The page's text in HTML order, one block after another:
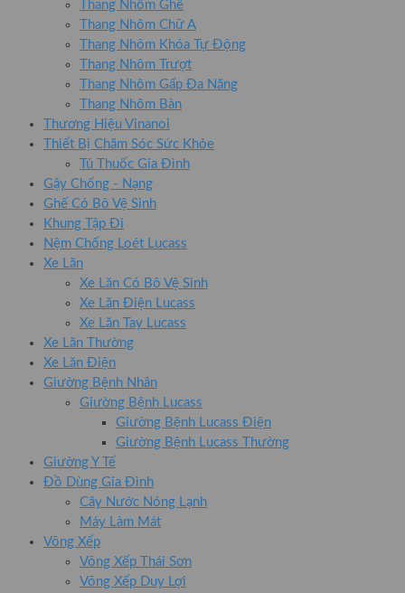
Thang Nhôm Ghế
Thang Nhôm Chữ A
Thang Nhôm Khóa Tự Động
Thang Nhôm Trượt
Thang Nhôm Gấp Đa Năng
Thang Nhôm Bàn
Thương Hiệu Vinanoi
Thiết Bị Chăm Sóc Sức Khỏe
Tủ Thuốc Gia Đình
Gậy Chống - Nạng
Ghế Có Bô Vệ Sinh
Khung Tập Đi
Nệm Chống Loét Lucass
Xe Lăn
Xe Lăn Có Bô Vệ Sinh
Xe Lăn Điện Lucass
Xe Lăn Tay Lucass
Xe Lăn Thường
Xe Lăn Điện
Giường Bệnh Nhân
Giường Bệnh Lucass
Giường Bệnh Lucass Điện
Giường Bệnh Lucass Thường
Giường Y Tế
Đồ Dùng Gia Đình
Cây Nước Nóng Lạnh
Máy Làm Mát
Võng Xếp
Võng Xếp Thái Sơn
Võng Xếp Duy Lợi